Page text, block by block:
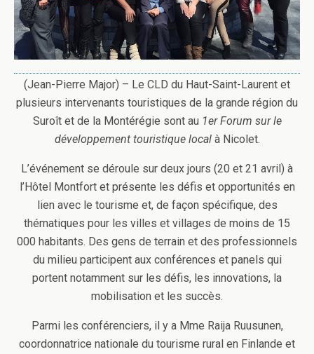
(Jean-Pierre Major) – Le CLD du Haut-Saint-Laurent et
plusieurs intervenants touristiques de la grande région du
Suroît et de la Montérégie sont au 1er Forum sur le
développement touristique localà Nicolet.
L’événement se déroule sur deux jours (20 et 21 avril) à
l’Hôtel Montfort et présente les défis et opportunités en
lien avec le tourisme et, de façon spécifique, des
thématiques pour les villes et villages de moins de 15
000 habitants. Des gens de terrain et des professionnels
du milieu participent aux conférences et panels qui
portent notamment sur les défis, les innovations, la
mobilisation et les succès.
Parmi les conférenciers, il y a Mme Raija Ruusunen,
coordonnatrice nationale du tourisme rural en Finlande et